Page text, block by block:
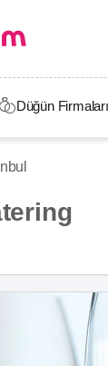
Düğün Firmaları